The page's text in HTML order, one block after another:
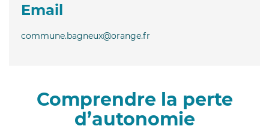
Email
commune.bagneux@orange.fr
Comprendre la perte
d’autonomie